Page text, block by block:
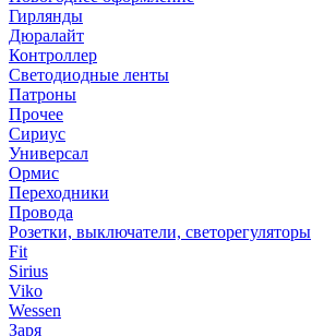
Гирлянды
Дюралайт
Контроллер
Светодиодные ленты
Патроны
Прочее
Сириус
Универсал
Ормис
Переходники
Провода
Розетки, выключатели, светорегуляторы
Fit
Sirius
Viko
Wessen
Заря